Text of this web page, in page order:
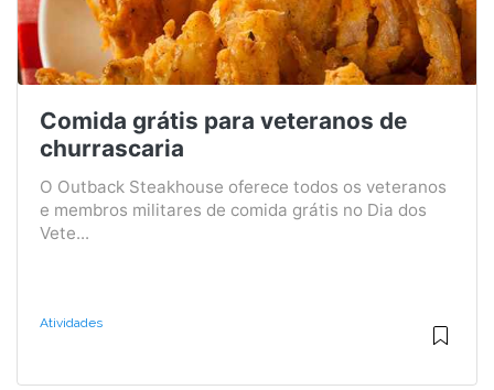
Comida grátis para veteranos de
churrascaria
O Outback Steakhouse oferece todos os veteranos
e membros militares de comida grátis no Dia dos
Vete...
Atividades